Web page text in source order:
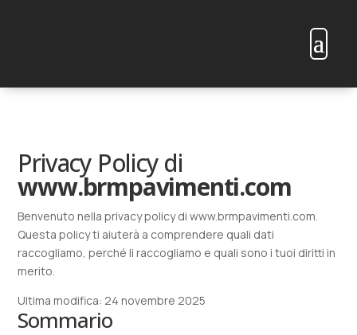
Privacy Policy di
www.brmpavimenti.com
Benvenuto nella privacy policy di www.brmpavimenti.com.
Questa policy ti aiuterà a comprendere quali dati
raccogliamo, perché li raccogliamo e quali sono i tuoi diritti in
merito.
Ultima modifica: 24 novembre 2025
Sommario